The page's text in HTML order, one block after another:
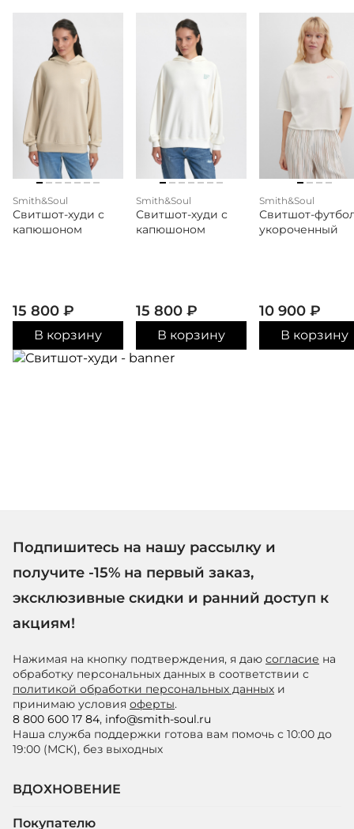
Smith&Soul
Свитшот-худи с
капюшоном
15 800 ₽
В корзину
Smith&Soul
Свитшот-худи с
капюшоном
15 800 ₽
В корзину
Smith&Soul
Свитшот-
укороченный
10 900 ₽
В корзину
Подпишитесь на нашу рассылку и
получите -15% на первый заказ,
эксклюзивные скидки и ранний доступ к
акциям!
Нажимая на кнопку подтверждения, я даю согласие на
обработку персональных данных в соответствии с
политикой обработки персональных данных и
принимаю условия оферты.
8 800 600 17 84, info@smith-soul.ru
Наша служба поддержки готова вам помочь с 10:00 до
19:00 (МСК), без выходных
ВДОХНОВЕНИЕ
Покупателю